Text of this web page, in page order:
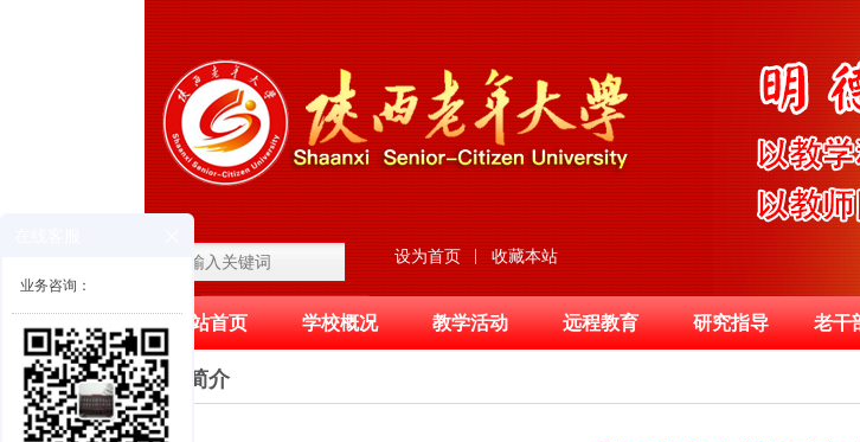
设为首页 | 收藏本站
网站首页 学校概况 教学活动 远程教育 研究指导 老干
滚动图片区
分校简介
业务咨询：